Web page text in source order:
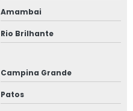
Amambai
Rio Brilhante
Campina Grande
Patos